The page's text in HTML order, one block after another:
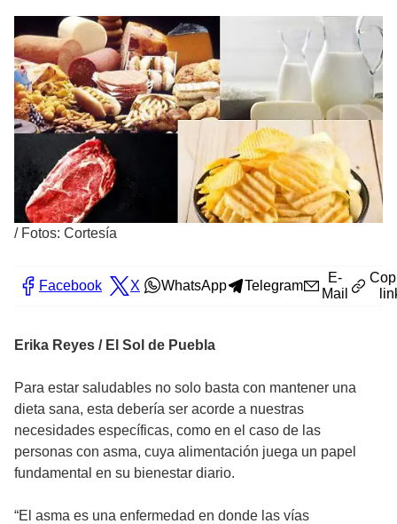
/ Fotos: Cortesía
Facebook X WhatsApp Telegram
E-
Mail
Erika Reyes / El Sol de Puebla
Para estar saludables no solo basta con mantener una
dieta sana, esta debería ser acorde a nuestras
necesidades específicas, como en el caso de las
personas con asma, cuya alimentación juega un papel
fundamental en su bienestar diario.
“El asma es una enfermedad en donde las vías